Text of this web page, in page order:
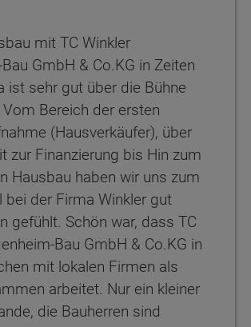
mit TC Winkler
GmbH & Co.KG in Zeiten
ist sehr gut über die Bühne
Bereich der ersten
(Hausverkäufer), über
zur Finanzierung bis Hin zum
Hausbau haben wir uns zum
bei der Firma Winkler gut
gefühlt. Schön war, dass TC
Bau GmbH & Co.KG in
mit lokalen Firmen als
arbeitet. Nur ein kleiner
die Bauherren sind